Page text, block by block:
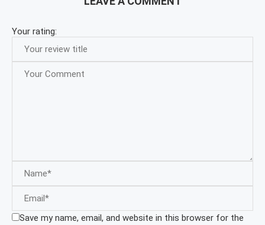
Your rating:
Save my name, email, and website in this browser for the